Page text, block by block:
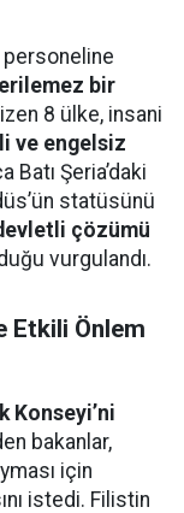
personeline
bir
8 ülke, insani
ve engelsiz
Batı Şeria’daki
statüsünü
çözümü
vurgulandı.
Etkili Önlem
Konseyi’ni
bakanlar,
için
istedi. Filistin